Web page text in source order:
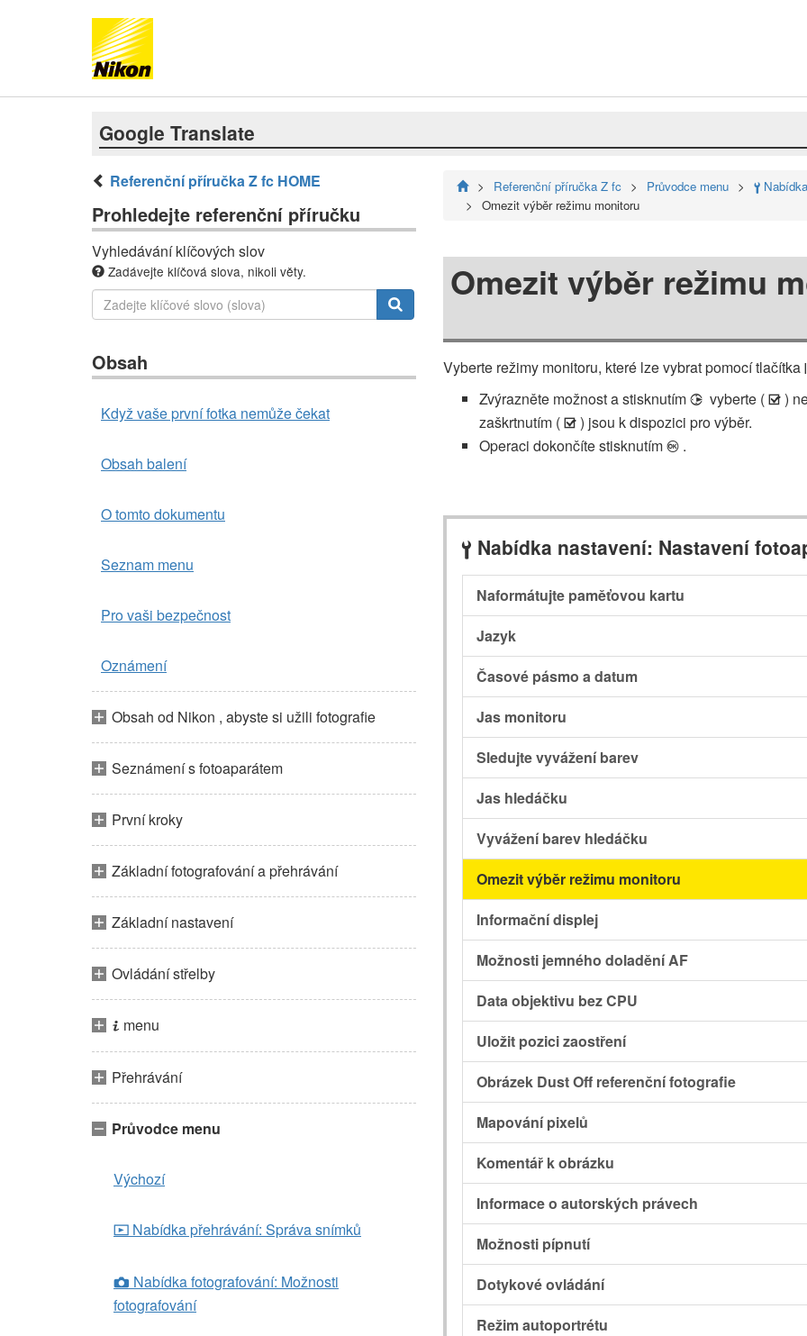
Google Translate
Referenční příručka Z fc HOME
Prohledejte referenční příručku
Vyhledávání klíčových slov
Zadávejte klíčová slova, nikoli věty.
Obsah
Když vaše první fotka nemůže čekat
Obsah balení
O tomto dokumentu
Seznam menu
Pro vaši bezpečnost
Oznámení
Obsah od Nikon , abyste si užili fotografie
Seznámení s fotoaparátem
První kroky
Základní fotografování a přehrávání
Základní nastavení
Ovládání střelby
i menu
Přehrávání
Průvodce menu
Výchozí
D Nabídka přehrávání: Správa snímků
C Nabídka fotografování: Možnosti
fotografování
Referenční příručka Z fc Průvodce menu B
Omezit výběr režimu monitoru
Omezit výběr režimu
Vyberte režimy monitoru, které lze vybrat pomocí tlačítka
Zvýrazněte možnost a stisknutím 2 vyberte ( M )
zaškrtnutím ( M ) jsou k dispozici pro výběr.
Operaci dokončíte stisknutím J .
B Nabídka nastavení: Nastavení
Naformátujte paměťovou kartu
Jazyk
Časové pásmo a datum
Jas monitoru
Sledujte vyvážení barev
Jas hledáčku
Vyvážení barev hledáčku
Omezit výběr režimu monitoru
Informační displej
Možnosti jemného doladění AF
Data objektivu bez CPU
Uložit pozici zaostření
Obrázek Dust Off referenční fotografie
Mapování pixelů
Komentář k obrázku
Informace o autorských právech
Možnosti pípnutí
Dotykové ovládání
Režim autoportrétu